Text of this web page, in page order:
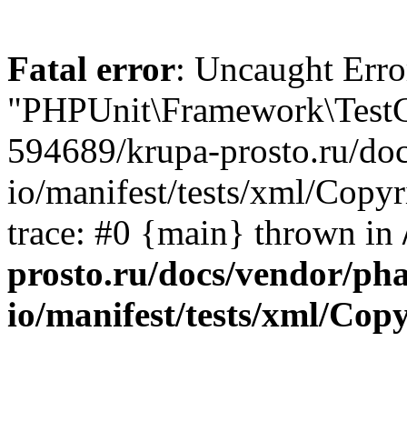
Fatal error: Uncaught
594689/krupa-prosto.ru/
io/manifest/tests/xml/
trace: #0 {main} thrown in
prosto.ru/docs/vendor/
io/manifest/tests/xml/